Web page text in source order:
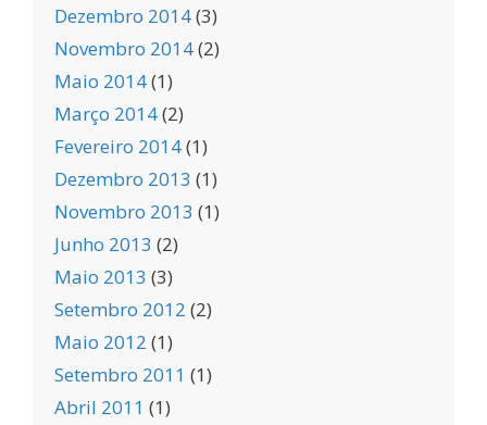
Dezembro 2014(3)
Novembro 2014(2)
Maio 2014(1)
Março 2014(2)
Fevereiro 2014(1)
Dezembro 2013 (1)
Novembro 2013 (1)
Junho 2013 (2)
Maio 2013 (3)
Setembro 2012 (2)
Maio 2012 (1)
Setembro 2011 (1)
Abril 2011 (1)